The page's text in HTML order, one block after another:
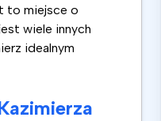
to miejsce o
wiele innych
idealnym